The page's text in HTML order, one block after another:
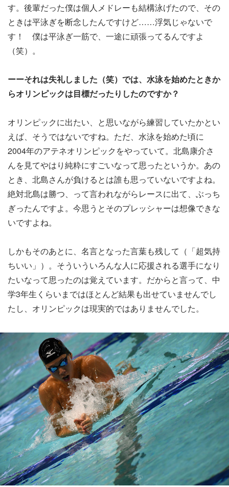
す。後輩だった僕は個人メドレーも結構泳げたので、その
ときは平泳ぎを断念したんですけど……浮気じゃないで
す！ 僕は平泳ぎ一筋で、一途に頑張ってるんですよ
（笑）。
ーーそれは失礼しました（笑）では、水泳を始めたときか
らオリンピックは目標だったりしたのですか？
オリンピックに出たい、と思いながら練習していたかとい
えば、そうではないですね。ただ、水泳を始めた頃に
2004年のアテネオリンピックをやっていて。北島康介さ
んを見てやはり純粋にすごいなって思ったというか。あの
とき、北島さんが負けるとは誰も思っていないですよね。
絶対北島は勝つ、って言われながらレースに出て、ぶっち
ぎったんですよ。今思うとそのプレッシャーは想像できな
いですよね。
しかもそのあとに、名言となった言葉も残して（「超気持
ちいい」）。そういういろんな人に応援される選手になり
たいなって思ったのは覚えています。だからと言って、中
学3年生くらいまではほとんど結果も出せていませんでし
たし、オリンピックは現実的ではありませんでした。